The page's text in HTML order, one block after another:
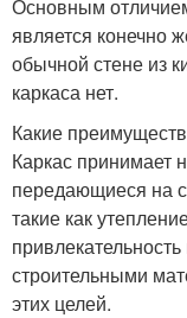
Основным
является конечно
обычной стене из
каркаса нет.
Какие
Каркас принимает
передающиеся на
такие как
строительными
этих целей.